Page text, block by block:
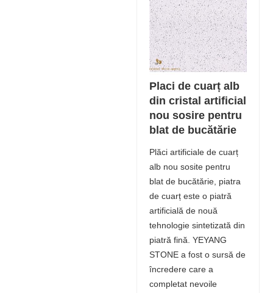
Placi de cuarț alb
din cristal artificial
nou sosire pentru
blat de bucătărie
Plăci artificiale de cuarț
alb nou sosite pentru
blat de bucătărie, piatra
de cuarț este o piatră
artificială de nouă
tehnologie sintetizată din
piatră fină. YEYANG
STONE a fost o sursă de
încredere care a
completat nevoile